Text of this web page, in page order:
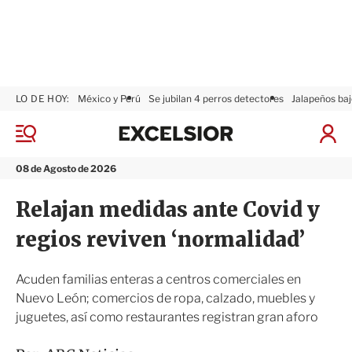
M
n
08 de Agosto de 2026
LO DE HOY: México y Perú Se jubilan 4 perros detectores Jalapeños
I
x
i
r
Relajan medidas ante Covid y
regios reviven ‘normalidad’
Acuden familias enteras a centros comerciales en
Nuevo León; comercios de ropa, calzado, muebles y
juguetes, así como restaurantes registran gran aforo